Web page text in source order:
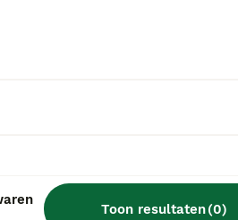
Toon resultaten(0)
een Cavapoo?
voor een Cavapoo pup
van de fokker en de
van een